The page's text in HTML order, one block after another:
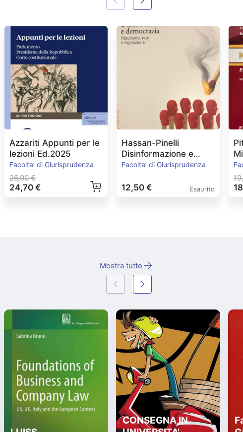
Azzariti Appunti per le
lezioni Ed.2025
Facolta’ di Giurisprudenza
26,00 €
24,70 €
Hassan-Pinelli
Disinformazione e
Democrazia
Facolta’ di Giurisprudenza
12,50 € Esaurito
Mostra tutte
CONSEGNA IN